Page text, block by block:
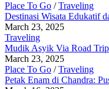
Place To Go /Traveling
Destinasi Wisata Edukatif
March 23, 2025
Traveling
Mudik Asyik Via Road
March 23, 2025
Place To Go /Traveling
Petak Enam di Chandra: